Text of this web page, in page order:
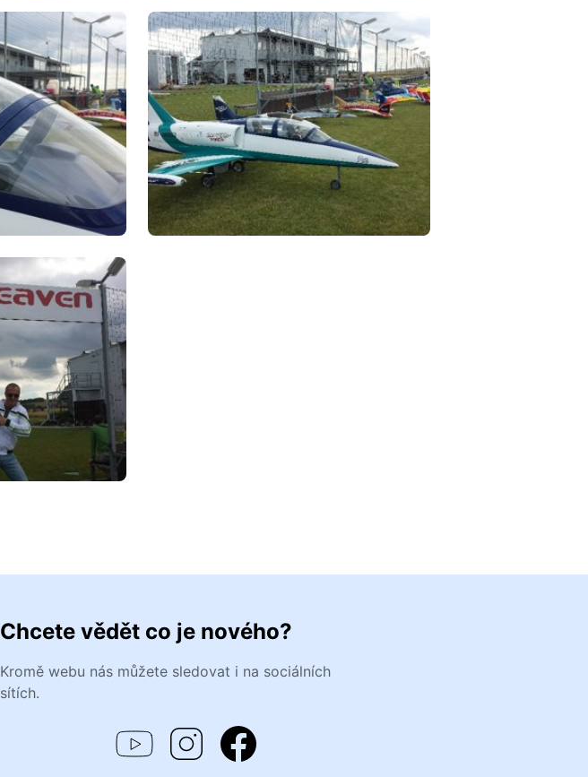
Chcete vědět co je nového?
Kromě webu nás můžete sledovat i na sociálních
sítích.